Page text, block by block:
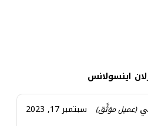
اينسولانس
(عميل موَثَّق) سبتمبر 17, 2023